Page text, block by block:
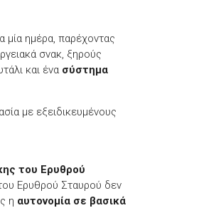
μία ημέρα, παρέχοντας
σνακ, ξηρούς
και ένα σύστημα
με εξειδικευμένους
του Ερυθρού
του Ερυθρού Σταυρού δεν
η αυτονομία σε βασικά